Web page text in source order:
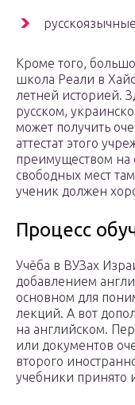
Кроме того,
школа Реали в
летней историей.
русском,
может получить
аттестат этого
преимуществом на
свободных мест
ученик должен
Процесс
Учёба в ВУЗах
добавлением
основном для
лекций. А вот
на английском.
или документов
второго
учебники принято